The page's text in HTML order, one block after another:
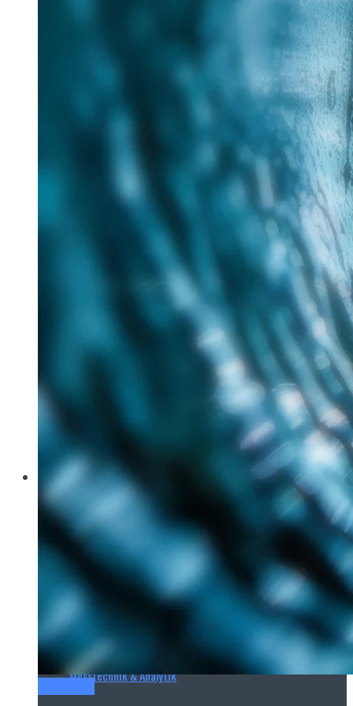
Im Rahmen des Messe-Mottos „Lösungen für eine
verantwortungsvolle Zukunft“ hat Tracto auf der IFAT
nachhaltige Verfahren für die zukunftsorientierte
Aquatech Amsterdam
Brau Beviale
Hannover Messe
IFAT
E‑Mag
Wasseraufbereitung
Wasserbehandlung
Wasserinfrastruktur
Anlagen & Komponenten
Messtechnik & Analytik